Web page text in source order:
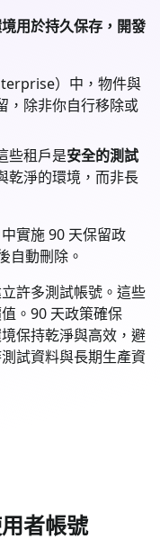
用於持久保存，開發
）中，物件與
，除非你自行移除或
些租戶是安全的測試
乾淨的環境，而非長
實施 90 天保留政
自動刪除。
許多測試帳號。這些
。90 天政策確保
保持乾淨與高效，避
試資料與長期生產資
者帳號